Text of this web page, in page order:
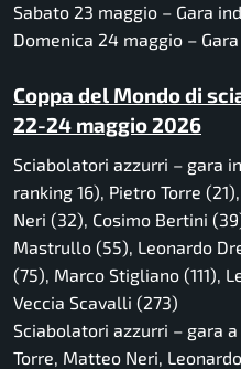
Sabato 23 maggio – Gara
Domenica 24 maggio –
Coppa del Mondo di
22-24 maggio 2026
Sciabolatori azzurri – gara
ranking 16), Pietro Torre
Neri (32), Cosimo Bertini
Mastrullo (55), Leonardo
(75), Marco Stigliano (111),
Veccia Scavalli (273)
Sciabolatori azzurri – gara
Torre, Matteo Neri,